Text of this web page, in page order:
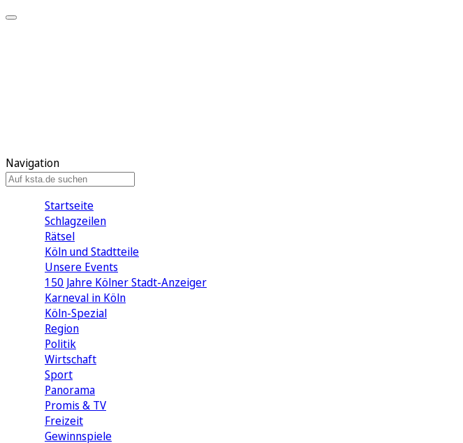
Navigation
Startseite
Schlagzeilen
Rätsel
Köln und Stadtteile
Unsere Events
150 Jahre Kölner Stadt-Anzeiger
Karneval in Köln
Köln-Spezial
Region
Politik
Wirtschaft
Sport
Panorama
Promis & TV
Freizeit
Gewinnspiele